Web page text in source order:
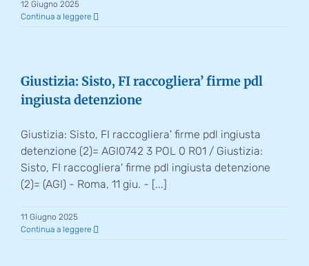
12 Giugno 2025
Continua a leggere
Giustizia: Sisto, FI raccogliera’ firme pdl
ingiusta detenzione
Giustizia: Sisto, FI raccogliera' firme pdl ingiusta
detenzione (2)= AGI0742 3 POL 0 R01 / Giustizia:
Sisto, FI raccogliera' firme pdl ingiusta detenzione
(2)= (AGI) - Roma, 11 giu. - [...]
11 Giugno 2025
Continua a leggere